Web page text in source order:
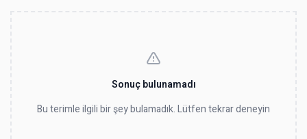
Sonuç bulunamadı
Bu terimle ilgili bir şey bulamadık. Lütfen tekrar deneyin